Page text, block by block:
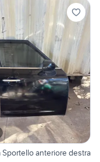
Sportello anteriore destra